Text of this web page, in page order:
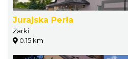
Jurajska Perła
Żarki
0.15 km